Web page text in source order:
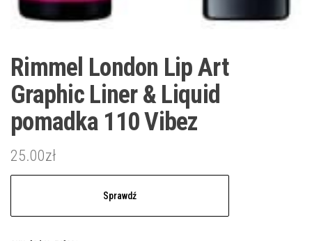
Rimmel London Lip Art
Graphic Liner & Liquid
pomadka 110 Vibez
25.00zł
Sprawdź